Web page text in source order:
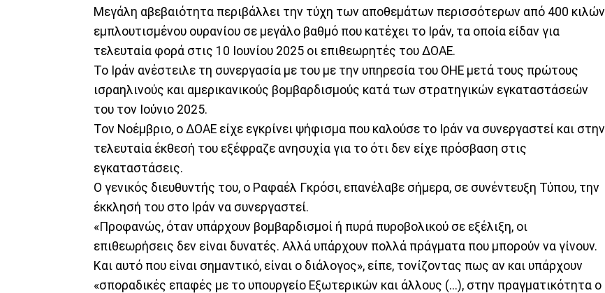
Μεγάλη αβεβαιότητα περιβάλλει την τύχη των αποθεμάτων περισσότερων από 400 κιλών
εμπλουτισμένου ουρανίου σε μεγάλο βαθμό που κατέχει το Ιράν, τα οποία είδαν για
τελευταία φορά στις 10 Ιουνίου 2025 οι επιθεωρητές του ΔΟΑΕ.
Το Ιράν ανέστειλε τη συνεργασία με του με την υπηρεσία του ΟΗΕ μετά τους πρώτους
ισραηλινούς και αμερικανικούς βομβαρδισμούς κατά των στρατηγικών εγκαταστάσεών
του τον Ιούνιο 2025.
Τον Νοέμβριο, ο ΔΟΑΕ είχε εγκρίνει ψήφισμα που καλούσε το Ιράν να συνεργαστεί και στην
τελευταία έκθεσή του εξέφραζε ανησυχία για το ότι δεν είχε πρόσβαση στις
εγκαταστάσεις.
Ο γενικός διευθυντής του, ο Ραφαέλ Γκρόσι, επανέλαβε σήμερα, σε συνέντευξη Τύπου, την
έκκλησή του στο Ιράν να συνεργαστεί.
«Προφανώς, όταν υπάρχουν βομβαρδισμοί ή πυρά πυροβολικού σε εξέλιξη, οι
επιθεωρήσεις δεν είναι δυνατές. Αλλά υπάρχουν πολλά πράγματα που μπορούν να γίνουν.
Και αυτό που είναι σημαντικό, είναι ο διάλογος», είπε, τονίζοντας πως αν και υπάρχουν
«σποραδικές επαφές με το υπουργείο Εξωτερικών και άλλους (...), στην πραγματικότητα ο